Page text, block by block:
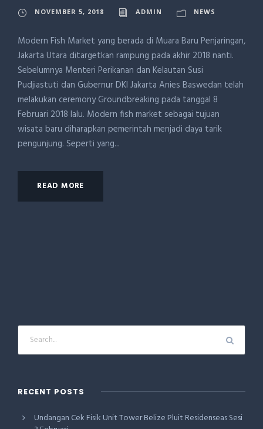
NOVEMBER 5, 2018 ADMIN NEWS
Modern Fish Market yang berada di Muara Baru Penjaringan,
Jakarta Utara ditargetkan rampung pada akhir 2018 nanti.
Sebelumnya Menteri Perikanan dan Kelautan Susi
Pudjiastuti dan Gubernur DKI Jakarta Anies Baswedan telah
melakukan ceremony Groundbreaking pada tanggal 8
Februari 2018 lalu. Modern fish market sebagai tujuan
wisata baru diharapkan pemerintah menjadi daya tarik
pengunjung. Seperti yang...
READ MORE
RECENT POSTS
Undangan Cek Fisik Unit Tower Belize Pluit Residenseas Sesi